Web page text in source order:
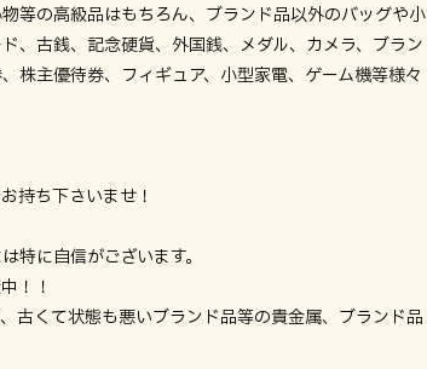
等の高級品はもちろん、ブランド品以外のバッグや小
、古銭、記念硬貨、外国銭、メダル、カメラ、ブラン
株主優待券、フィギュア、小型家電、ゲーム機等様々
持ち下さいませ！
特に自信がございます。
！！
古くて状態も悪いブランド品等の貴金属、ブランド品